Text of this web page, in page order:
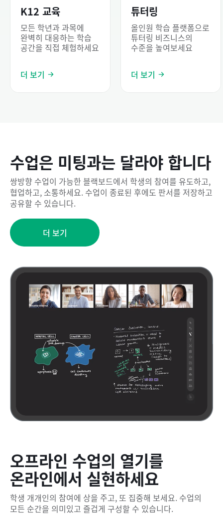
K12 교육
모든 학년과 과목에
완벽히 대응하는 학습
공간을 직접 체험하세요
더 보기
튜터링
올인원 학습 플랫폼으로
튜터링 비즈니스의
수준을 높여보세요
더 보기
수업은 미팅과는 달라야 합니다
쌍방향 수업이 가능한 블랙보드에서 학생의 참여를 유도하고,
협업하고, 소통하세요. 수업이 종료된 후에도 판서를 저장하고
공유할 수 있습니다.
더 보기
오프라인 수업의 열기를
온라인에서 실현하세요
학생 개개인의 참여에 상을 주고, 또 집중해 보세요. 수업의
모든 순간을 의미있고 즐겁게 구성할 수 있습니다.